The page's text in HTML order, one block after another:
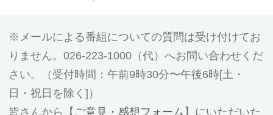
メールによる番組についての質問は受け付けてお
りません。026-223-1000（代）へお問い合わせくだ
さい。（受付時間：午前9時30分〜午後6時[土・
日・祝日を除く]）
皆さんから【 ご意見・感想フォーム 】にいただいた